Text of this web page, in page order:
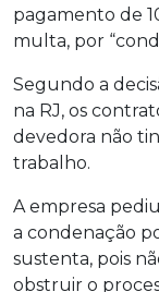
pagamento de
multa, por
Segundo a
na RJ, os
devedora não
trabalho.
A empresa
a condenação
sustenta, pois
obstruir o